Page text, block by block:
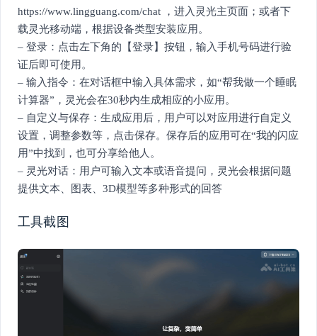
https://www.lingguang.com/chat ，进入灵光主页面；或者下
载灵光移动端，根据设备类型安装应用。
– 登录：点击左下角的【登录】按钮，输入手机号码进行验
证后即可使用。
– 输入指令：在对话框中输入具体需求，如“帮我做一个睡眠
计算器”，灵光会在30秒内生成相应的小应用。
– 自定义与保存：生成应用后，用户可以对应用进行自定义
设置，调整参数等，点击保存。保存后的应用可在“我的闪应
用”中找到，也可分享给他人。
– 灵光对话：用户可输入文本或语音提问，灵光会根据问题
提供文本、图表、3D模型等多种形式的回答
工具截图